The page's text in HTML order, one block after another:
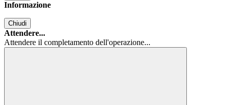
Informazione
Chiudi
Attendere...
Attendere il completamento dell'operazione...